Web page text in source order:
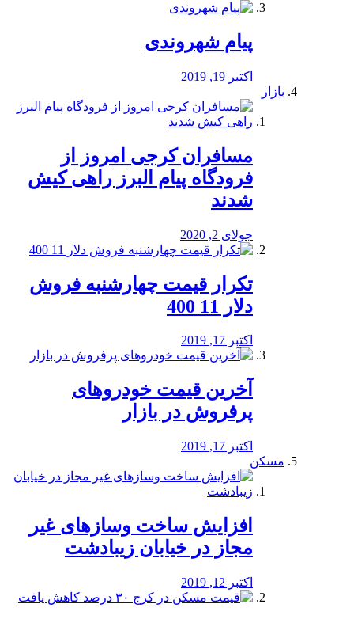
پیام شهروندی
اکتبر 19, 2019
بازار
مسافران کرجی امروز از
فرودگاه پیام البرز راهی کیش
شدند
جولای 2, 2020
تکرار قیمت چهارشنبه فروش
دلار 11 400
اکتبر 17, 2019
آخرین قیمت خودرو‌های
پرفروش در بازار
اکتبر 17, 2019
مسکن
افزایش ساخت وسازهای غیر
مجاز در خیابان زیبادشت
اکتبر 12, 2019